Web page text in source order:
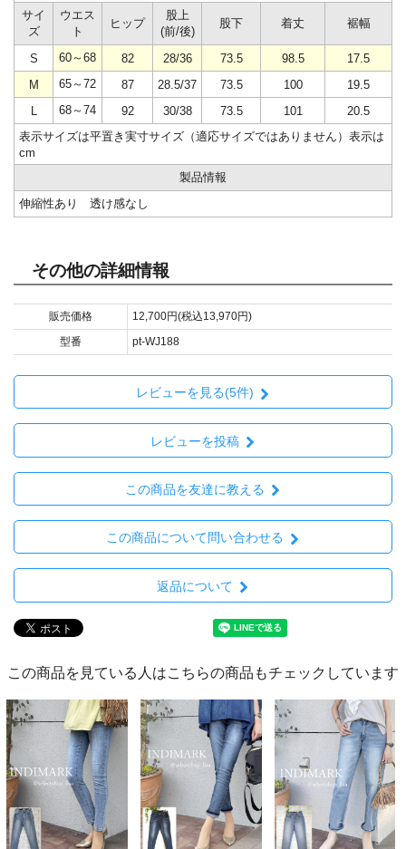
サイ
ズ
ウエス
ト
ヒップ
股上
(前/後)
股下 着丈 裾幅
S 60～68 82 28/36 73.5 98.5
17.5
M
65～72 87 28.5/37 73.5 100
19.5
L
68～74 92 30/38 73.5 101
20.5
表示サイズは平置き実寸サイズ（適応サイズではありません）表示は
cm
製品情報
伸縮性あり 透け感なし
その他の詳細情報
販売価格
12,700円(税込13,970円)
型番
pt-WJ188
レビューを見る(5件)
レビューを投稿
この商品を友達に教える
この商品について問い合わせる
返品について
この商品を見ている人はこちらの商品もチェックしています